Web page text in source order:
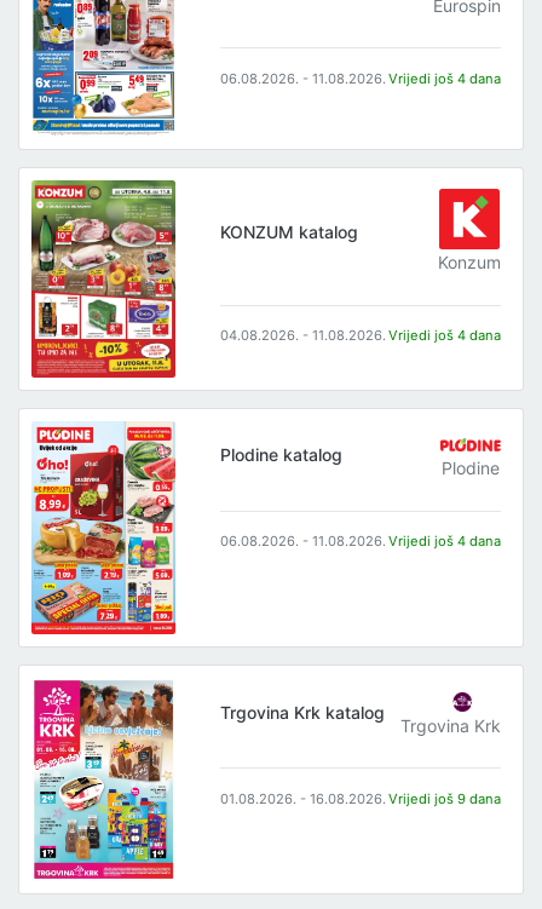
Eurospin
06.08.2026. - 11.08.2026. Vrijedi još 4 dana
KONZUM katalog
Konzum
04.08.2026. - 11.08.2026. Vrijedi još 4 dana
Plodine katalog
Plodine
06.08.2026. - 11.08.2026. Vrijedi još 4 dana
Trgovina Krk katalog
Trgovina Krk
01.08.2026. - 16.08.2026. Vrijedi još 9 dana